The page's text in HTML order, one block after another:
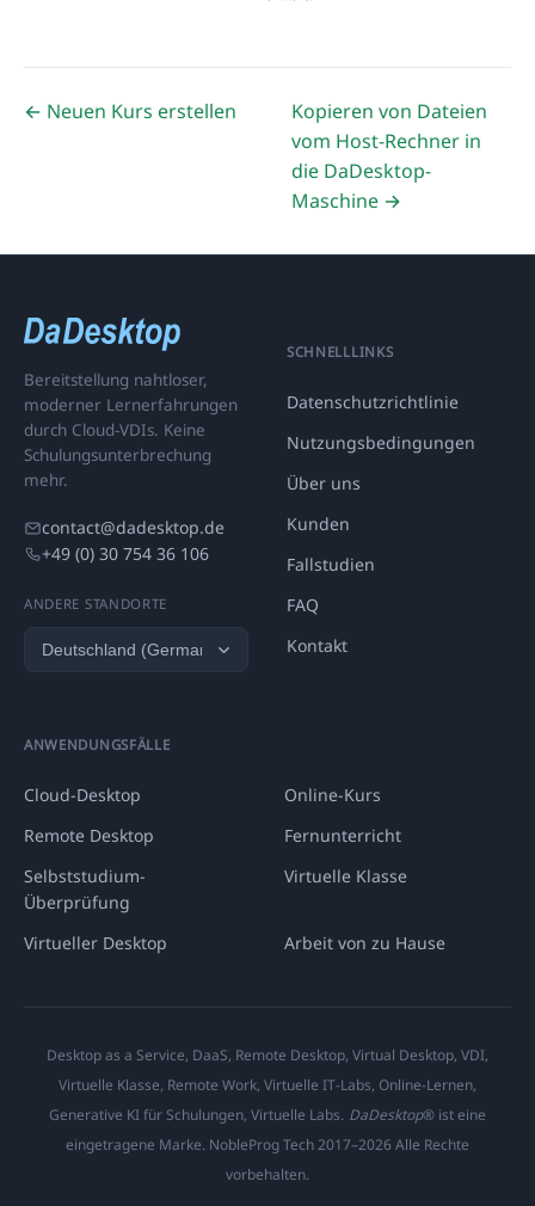
← Neuen Kurs erstellen
Kopieren von Dateien
vom Host-Rechner in
die DaDesktop-
Maschine →
Bereitstellung nahtloser,
moderner Lernerfahrungen
durch Cloud-VDIs. Keine
Schulungsunterbrechung
mehr.
contact@dadesktop.de
+49 (0) 30 754 36 106
ANDERE STANDORTE
SCHNELLLINKS
Datenschutzrichtlinie
Nutzungsbedingungen
Über uns
Kunden
Fallstudien
FAQ
Kontakt
ANWENDUNGSFÄLLE
Cloud-Desktop
Online-Kurs
Remote Desktop
Fernunterricht
Selbststudium-
Überprüfung
Virtuelle Klasse
Virtueller Desktop Arbeit von zu Hause
Desktop as a Service, DaaS, Remote Desktop, Virtual Desktop, VDI,
Virtuelle Klasse, Remote Work, Virtuelle IT-Labs, Online-Lernen,
Generative KI für Schulungen, Virtuelle Labs. DaDesktop® ist eine
eingetragene Marke. NobleProg Tech 2017–2026 Alle Rechte
vorbehalten.